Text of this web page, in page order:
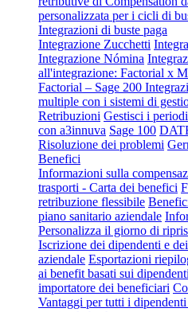
personalizzata per i cicli di
Integrazioni di buste paga
Integrazione Zucchetti
Integrazione Nómina
all'integrazione: Factorial x
Factorial – Sage 200
multiple con i sistemi di
Retribuzioni Gestisci i
con a3innuva Sage 100
Risoluzione dei problemi
Benefici
Informazioni sulla
trasporti - Carta dei benefici
retribuzione flessibile
piano sanitario aziendale
Personalizza il giorno di
Iscrizione dei dipendenti e
aziendale Esportazioni
ai benefit basati sui dipendenti
importatore dei beneficiari
Vantaggi per tutti i